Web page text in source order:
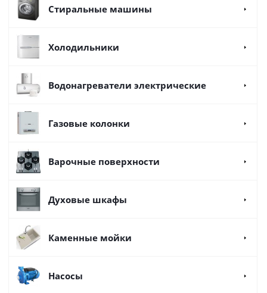
Стиральные машины
Холодильники
Водонагреватели электрические
Газовые колонки
Варочные поверхности
Духовые шкафы
Каменные мойки
Насосы